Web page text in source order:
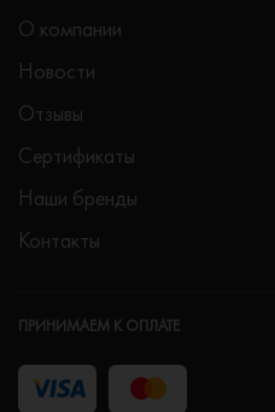
О компании
Новости
Отзывы
Сертификаты
Наши бренды
Контакты
ПРИНИМАЕМ К ОПЛАТЕ